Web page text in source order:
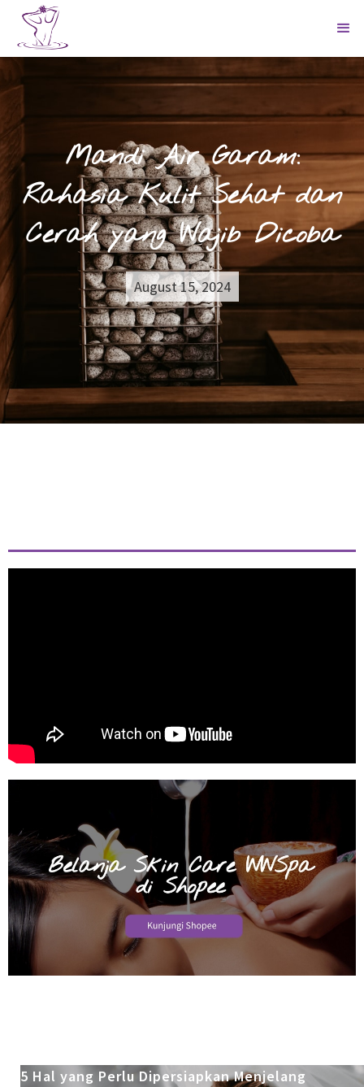
Mandi Air Garam:
Rahasia Kulit Sehat dan
Cerah yang Wajib Dicoba
August 15, 2024
5 Hal yang Perlu Dipersiapkan Menjelang